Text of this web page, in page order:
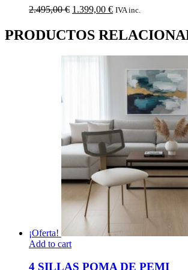
2.495,00€ El
original
era:
1.399,00 €El
actual
es:
IVA inc.
PRODUCTOS
¡Oferta!
Add to cart
4 SILLAS POMA DE PEMI